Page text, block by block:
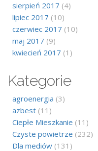
sierpień 2017 (4)
lipiec 2017 (10)
czerwiec 2017 (10)
maj 2017 (9)
kwiecień 2017 (1)
Kategorie
agroenergia (3)
azbest (11)
Ciepłe Mieszkanie (11)
Czyste powietrze (232)
Dla mediów (131)